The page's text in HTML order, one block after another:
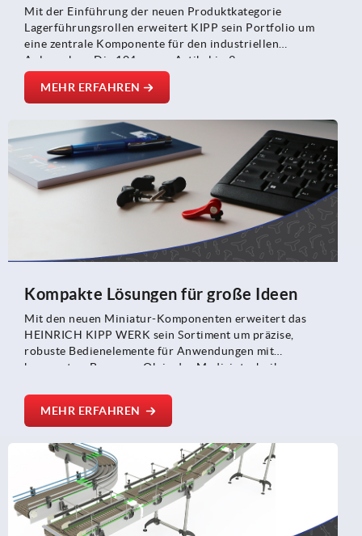
Mit der Einführung der neuen Produktkategorie
Lagerführungsrollen erweitert KIPP sein Portfolio um
eine zentrale Komponente für den industriellen
Anlagenbau. Die 104 neuen Artikel in 9
Produktfamilien wurden für unterschiedlichste
Anwendungen konzipiert und vereinen präzise
gleichbleibend ruhiges Laufverhalten – ideal für
Förderanlagen, Verpackungslinien oder
Positioniersysteme.
MEHR ERFAHREN
Kompakte Lösungen für große Ideen
Mit den neuen Miniatur-Komponenten erweitert das
HEINRICH KIPP WERK sein Sortiment um präzise,
robuste Bedienelemente für Anwendungen mit
begrenztem Bauraum. Ob in der Medizintechnik,
Baureihen ermöglichen es Konstrukteuren, vertraute
KIPP-Qualität auch auf engstem Raum zu integrieren.
MEHR ERFAHREN